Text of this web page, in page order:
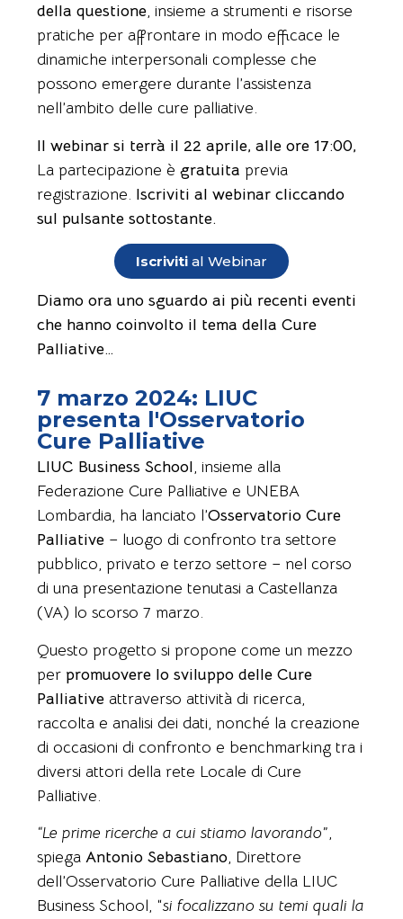
della questione, insieme a strumenti e risorse
pratiche per affrontare in modo efficace le
dinamiche interpersonali complesse che
possono emergere durante l’assistenza
nell’ambito delle cure palliative.
Il webinar si terrà il 22 aprile, alle ore 17:00,
La partecipazione ègratuita previa
registrazione. Iscriviti al webinar cliccando
sul pulsante sottostante.
Iscriviti al Webinar
Diamo ora uno sguardo ai più recenti eventi
che hanno coinvolto il tema della Cure
Palliative…
7 marzo 2024: LIUC
presenta l'Osservatorio
Cure Palliative
LIUC Business School, insieme alla
Federazione Cure Palliative e UNEBA
Lombardia, ha lanciato l’Osservatorio Cure
Palliative – luogo di confronto tra settore
pubblico, privato e terzo settore – nel corso
di una presentazione tenutasi a Castellanza
(VA) lo scorso 7 marzo.
Questo progetto si propone come un mezzo
per promuovere lo sviluppo delle Cure
Palliative attraverso attività di ricerca,
raccolta e analisi dei dati, nonché la creazione
di occasioni di confronto e benchmarking tra i
diversi attori della rete Locale di Cure
Palliative.
“Le prime ricerche a cui stiamo lavorando”,
spiegaAntonio Sebastiano, Direttore
dell’Osservatorio Cure Palliative della LIUC
Business School, “si focalizzano su temi quali la